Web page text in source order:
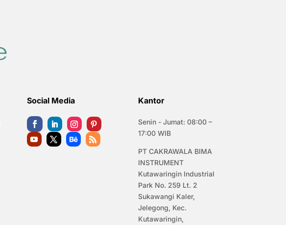
Social Media Kantor
Senin - Jumat: 08:00 –
17:00 WIB
PT CAKRAWALA BIMA
INSTRUMENT
Kutawaringin Industrial
Park No. 259 Lt. 2
Sukawangi Kaler,
Jelegong, Kec.
Kutawaringin,